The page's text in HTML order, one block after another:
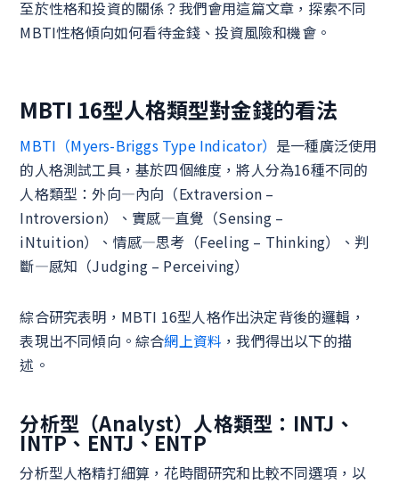
至於性格和投資的關係？我們會用這篇文章，探索不同
MBTI性格傾向如何看待金錢、投資風險和機會。
MBTI 16型人格類型對金錢的看法
MBTI（Myers-Briggs Type Indicator） 是一種廣泛使用
的人格測試工具，基於四個維度，將人分為16種不同的
人格類型：外向—內向（Extraversion –
Introversion）、實感—直覺（Sensing –
iNtuition）、情感—思考（Feeling – Thinking）、判
斷—感知（Judging – Perceiving）
綜合研究表明，MBTI 16型人格作出決定背後的邏輯，
表現出不同傾向。綜合網上資料 ，我們得出以下的描
述。
分析型（Analyst）人格類型：INTJ、
INTP、ENTJ、ENTP
分析型人格精打細算，花時間研究和比較不同選項，以